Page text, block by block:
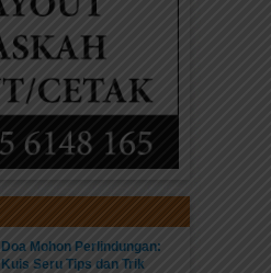
Doa Mohon Perlindungan:
Kuis Seru Tips dan Trik